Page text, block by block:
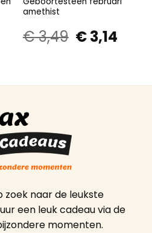
amethist
€3,49 Oorspronkelijke
prijs
€3,14prijs
zoek naar de leukste
een leuk cadeau via de
momenten.